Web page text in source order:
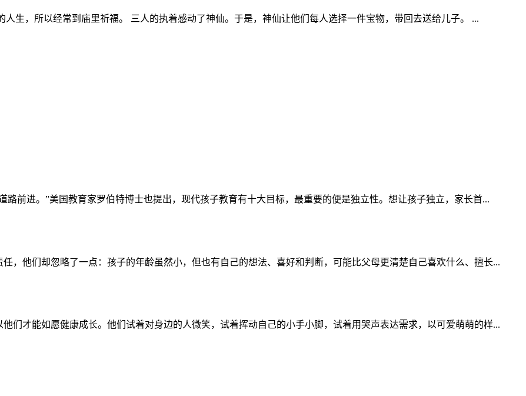
生，所以经常到庙里祈福。 三人的执着感动了神仙。于是，神仙让他们每人选择一件宝物，带回去送给儿子。 ...
前进。”美国教育家罗伯特博士也提出，现代孩子教育有十大目标，最重要的便是独立性。想让孩子独立，家长首...
，他们却忽略了一点：孩子的年龄虽然小，但也有自己的想法、喜好和判断，可能比父母更清楚自己喜欢什么、擅长...
们才能如愿健康成长。他们试着对身边的人微笑，试着挥动自己的小手小脚，试着用哭声表达需求，以可爱萌萌的样...